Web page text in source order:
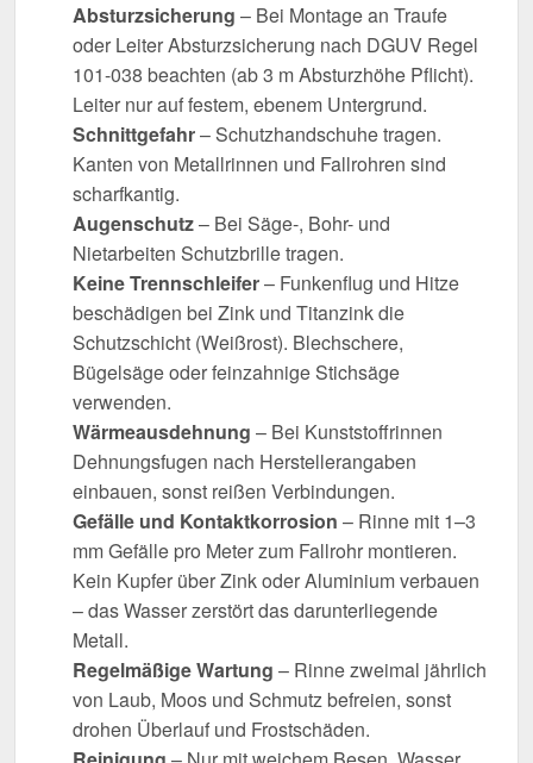
Absturzsicherung – Bei Montage an Traufe
oder Leiter Absturzsicherung nach DGUV Regel
101-038 beachten (ab 3 m Absturzhöhe Pflicht).
Leiter nur auf festem, ebenem Untergrund.
Schnittgefahr– Schutzhandschuhe tragen.
Kanten von Metallrinnen und Fallrohren sind
scharfkantig.
Augenschutz– Bei Säge-, Bohr- und
Nietarbeiten Schutzbrille tragen.
Keine Trennschleifer– Funkenflug und Hitze
beschädigen bei Zink und Titanzink die
Schutzschicht (Weißrost). Blechschere,
Bügelsäge oder feinzahnige Stichsäge
verwenden.
Wärmeausdehnung – Bei Kunststoffrinnen
Dehnungsfugen nach Herstellerangaben
einbauen, sonst reißen Verbindungen.
Gefälle und Kontaktkorrosion – Rinne mit 1–3
mm Gefälle pro Meter zum Fallrohr montieren.
Kein Kupfer über Zink oder Aluminium verbauen
– das Wasser zerstört das darunterliegende
Metall.
Regelmäßige Wartung – Rinne zweimal jährlich
von Laub, Moos und Schmutz befreien, sonst
drohen Überlauf und Frostschäden.